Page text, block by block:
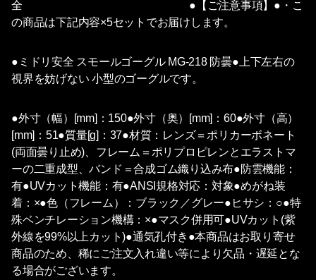
全 ●【ご注意事項】●・こ
の商品は下記内容×5セットでお届けします。
●ミドリ安全 スモールゴーグル MG-218 防曇●上下左右の
視界を妨げない 小型のゴーグルです。
●外寸（幅）[mm]：150●外寸（奥）[mm]：60●外寸（高）
[mm]：51●質量[g]：37●材質：レンズ＝ポリカーボネート
(両面曇り止め)、フレーム＝ポリプロピレンとエラストマ
ーの二重成型、バンド＝合成ゴム織り込み布●防雲機能：
有●UVカット機能：有●ANSI規格対応：対象●めがね装
着：×●色（フレーム）：ブラック／グレー●ヒサシ：○●特
殊ベンチレーション機構：×●マスク併用可●UVカット(紫
外線を99%以上カット)●通気孔付き●本商品はお取り寄せ
商品のため、稀にご注文入れ違い等により欠品・遅延とな
る場合がございます。